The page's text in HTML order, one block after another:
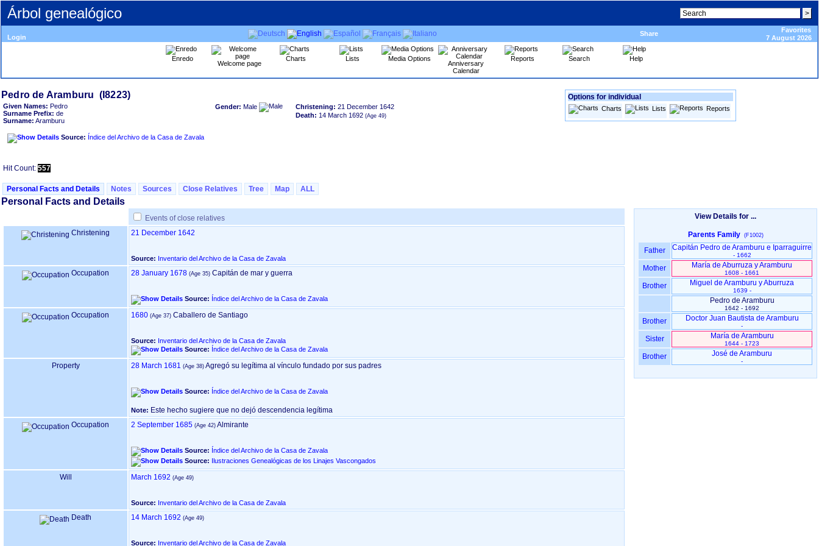
Árbol genealógico
Login Share
Favorites
7 August 2026
Enredo
Welcome page
Charts Lists Media Options
Anniversary
Calendar
Reports Search Help
Given Names: Pedro
Surname Prefix: de
Surname: Aramburu
Source: Índice del Archivo de la Casa de Zavala
Gender: Male Christening: 21 December 1642
Death: 14 March 1692
Hit Count: 557
Options for individual
Charts Lists Reports
Personal Facts and Details Notes Sources Close Relatives Tree Map ALL
Personal Facts and Details
Events of close relatives
Christening
21 December 1642
Source: Inventario del Archivo de la Casa de Zavala
Occupation 28 January 1678 Capitán de mar y guerra
Source: Índice del Archivo de la Casa de Zavala
Occupation 1680 Caballero de Santiago
Source: Inventario del Archivo de la Casa de Zavala
Source: Índice del Archivo de la Casa de Zavala
Property 28 March 1681 Agregó su legítima al vínculo fundado por sus padres
Source: Índice del Archivo de la Casa de Zavala
Note: Este hecho sugiere que no dejó descendencia legítima
Occupation
2 September 1685 Almirante
Source: Índice del Archivo de la Casa de Zavala
Source: Ilustraciones Genealógicas de los Linajes Vascongados
Will March 1692
Source: Inventario del Archivo de la Casa de Zavala
Death 14 March 1692
Source: Inventario del Archivo de la Casa de Zavala
View Details for ...
Parents Family (F1002)
Father Capitán Pedro de Aramburu e Iparraguirre
- 1662
Mother María de Aburruza y Aramburu
1608 - 1661
Brother Miguel de Aramburu y Aburruza
1639 -
Pedro de Aramburu
1642 - 1692
Brother Doctor Juan Bautista de Aramburu
-
Sister María de Aramburu
1644 - 1723
Brother José de Aramburu
-